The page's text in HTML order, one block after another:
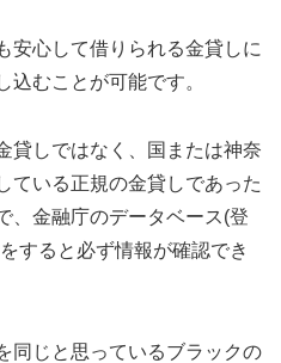
安心して借りられる金貸しに
むことが可能です。
貸しではなく、国または神奈
ている正規の金貸しであった
、金融庁のデータベース(登
すると必ず情報が確認でき
同じと思っているブラックの